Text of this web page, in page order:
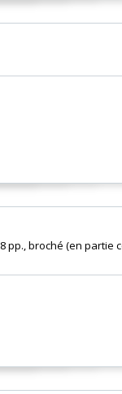
pp., broché (en partie